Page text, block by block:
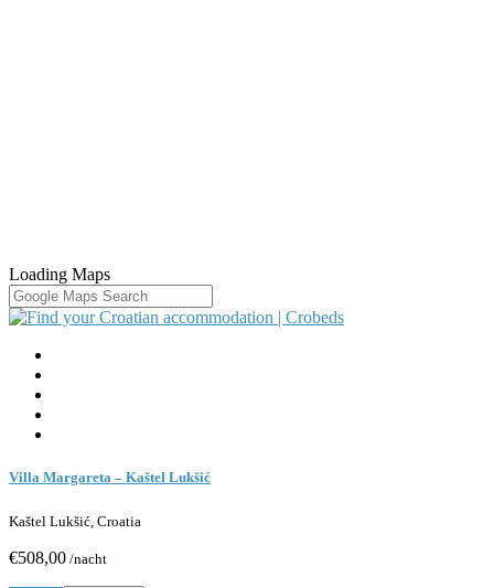
Loading Maps
Villa Margareta – Kaštel Lukšić
Kaštel Lukšić, Croatia
€508,00 /nacht